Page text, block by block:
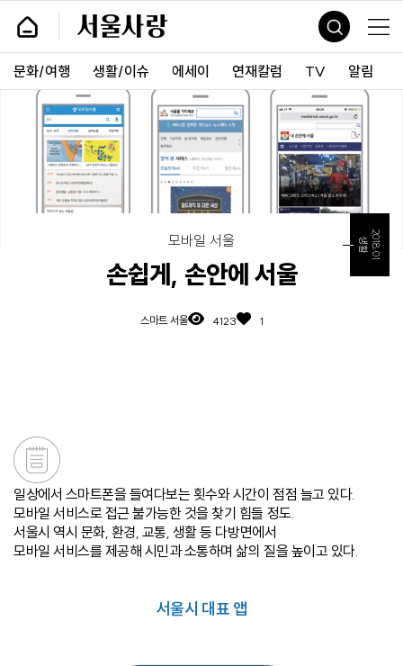
기
건
서
사
랑
문화/여행 생활/이슈 에세이 연재칼럼 TV 알림
2018.01
생활
모바일 서울
손쉽게, 손안에 서울
스마트 서울 4123 1
일상에서 스마트폰을 들여다보는 횟수와 시간이 점점 늘고 있다.
모바일 서비스로 접근 불가능한 것을 찾기 힘들 정도.
서울시 역시 문화, 환경, 교통, 생활 등 다방면에서
모바일 서비스를 제공해 시민과 소통하며 삶의 질을 높이고 있다.
서울시 대표 앱